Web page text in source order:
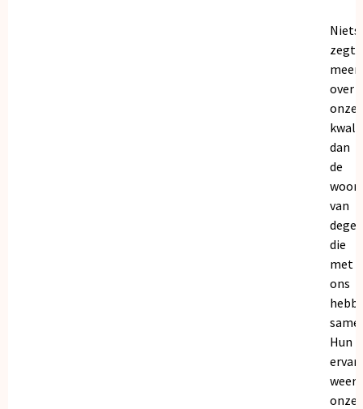
Niets
zegt
meer
over
onze
dan
de
van
die
met
ons
Hun
onze